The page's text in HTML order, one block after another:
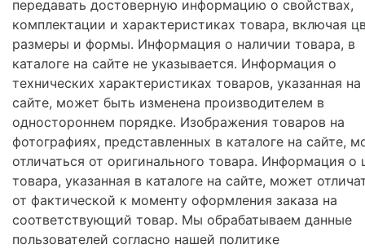
передавать достоверную информацию о свойствах,
комплектации и характеристиках товара, включая
размеры и формы. Информация о наличии товара, в
каталоге на сайте не указывается. Информация о
технических характеристиках товаров, указанная на
сайте, может быть изменена производителем в
одностороннем порядке. Изображения товаров на
фотографиях, представленных в каталоге на сайте,
отличаться от оригинального товара. Информация о
товара, указанная в каталоге на сайте, может
от фактической к моменту оформления заказа на
соответствующий товар. Мы обрабатываем данные
пользователей согласно нашей политике